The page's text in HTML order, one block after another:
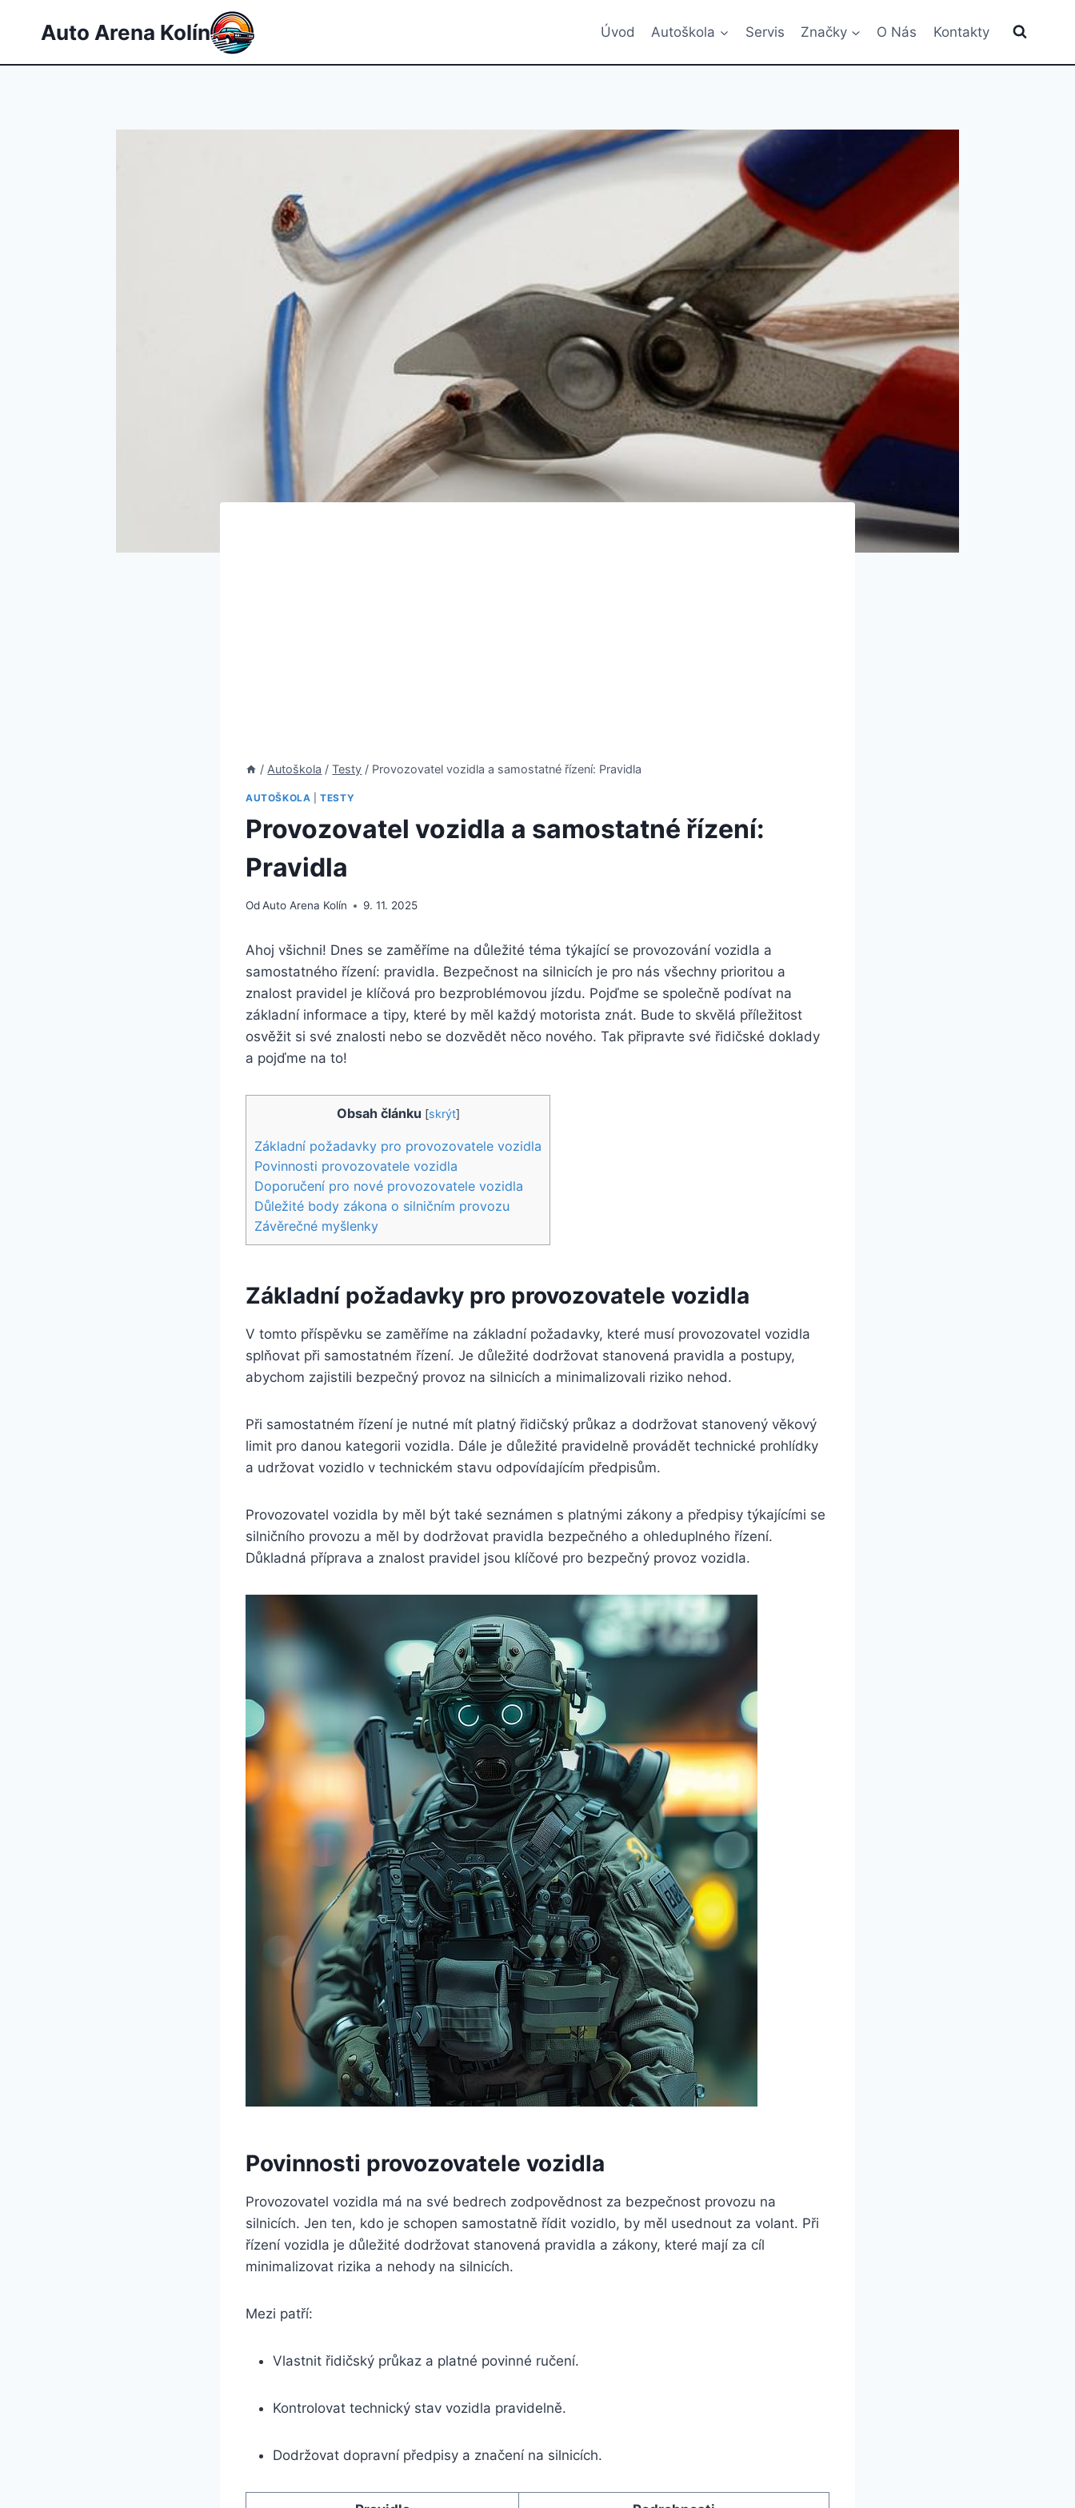
Auto Arena Kolín Úvod Autoškola Servis Značky O Nás Kontakty
/ Autoškola / Testy / Provozovatel vozidla a samostatné řízení: Pravidla
AUTOŠKOLA |TESTY
Provozovatel vozidla a samostatné řízení:
Pravidla
OdAuto Arena Kolín 9. 11. 2025
Ahoj všichni! Dnes se zaměříme na důležité téma týkající se provozování vozidla a
samostatného řízení: pravidla. Bezpečnost na silnicích je pro nás všechny prioritou a
znalost pravidel je klíčová pro bezproblémovou jízdu. Pojďme se společně podívat na
základní informace a tipy, které by měl každý motorista znát. Bude to skvělá příležitost
osvěžit si své znalosti nebo se dozvědět něco nového. Tak připravte své řidičské doklady
a pojďme na to!
Obsah článku [skrýt]
Základní požadavky pro provozovatele vozidla
Povinnosti provozovatele vozidla
Doporučení pro nové provozovatele vozidla
Důležité body zákona o silničním provozu
Závěrečné myšlenky
Základní požadavky pro provozovatele vozidla
V tomto příspěvku se zaměříme na základní požadavky, které musí provozovatel vozidla
splňovat při samostatném řízení. Je důležité dodržovat stanovená pravidla a postupy,
abychom zajistili bezpečný provoz na silnicích a minimalizovali riziko nehod.
Při samostatném řízení je nutné mít platný řidičský průkaz a dodržovat stanovený věkový
limit pro danou kategorii vozidla. Dále je důležité pravidelně provádět technické prohlídky
a udržovat vozidlo v technickém stavu odpovídajícím předpisům.
Provozovatel vozidla by měl být také seznámen s platnými zákony a předpisy týkajícími se
silničního provozu a měl by dodržovat pravidla bezpečného a ohleduplného řízení.
Důkladná příprava a znalost pravidel jsou klíčové pro bezpečný provoz vozidla.
Povinnosti provozovatele vozidla
Provozovatel vozidla má na své bedrech zodpovědnost za bezpečnost provozu na
silnicích. Jen ten, kdo je schopen samostatně řídit vozidlo, by měl usednout za volant. Při
řízení vozidla je důležité dodržovat stanovená pravidla a zákony, které mají za cíl
minimalizovat rizika a nehody na silnicích.
Mezi patří:
Vlastnit řidičský průkaz a platné povinné ručení.
Kontrolovat technický stav vozidla pravidelně.
Dodržovat dopravní předpisy a značení na silnicích.